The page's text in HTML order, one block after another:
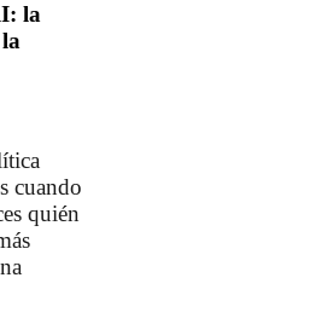
la
cuando
quién